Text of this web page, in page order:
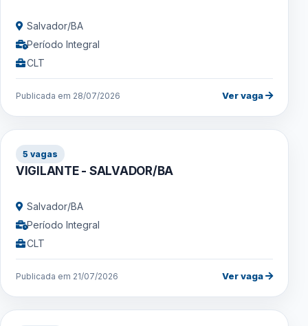
Salvador/BA
Período Integral
CLT
Publicada em 28/07/2026 Ver vaga
5 vagas
VIGILANTE - SALVADOR/BA
Salvador/BA
Período Integral
CLT
Publicada em 21/07/2026 Ver vaga